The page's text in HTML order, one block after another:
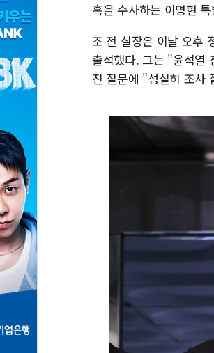
혹을 수사하는 이명현
조 전 실장은 이날 오후
출석했다. 그는 "윤석열
진 질문에 "성실히 조사